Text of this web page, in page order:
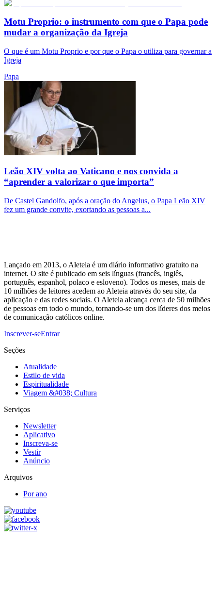
Motu Proprio: o instrumento com que o Papa pode
mudar a organização da Igreja
O que é um Motu Proprio e por que o Papa o utiliza para governar a
Igreja
Papa
Leão XIV volta ao Vaticano e nos convida a
“aprender a valorizar o que importa”
De Castel Gandolfo, após a oração do Angelus, o Papa Leão XIV
fez um grande convite, exortando as pessoas a...
Lançado em 2013, o Aleteia é um diário informativo gratuito na
internet. O site é publicado em seis línguas (francês, inglês,
português, espanhol, polaco e esloveno). Todos os meses, mais de
10 milhões de leitores acedem ao Aleteia através do seu site, da
aplicação e das redes sociais. O Aleteia alcança cerca de 50 milhões
de pessoas em todo o mundo, tornando-se um dos líderes dos meios
de comunicação católicos online.
Inscrever-seEntrar
Seções
Atualidade
Estilo de vida
Espiritualidade
Viagem &#038; Cultura
Serviços
Newsletter
Aplicativo
Inscreva-se
Vestir
Anúncio
Arquivos
Por ano